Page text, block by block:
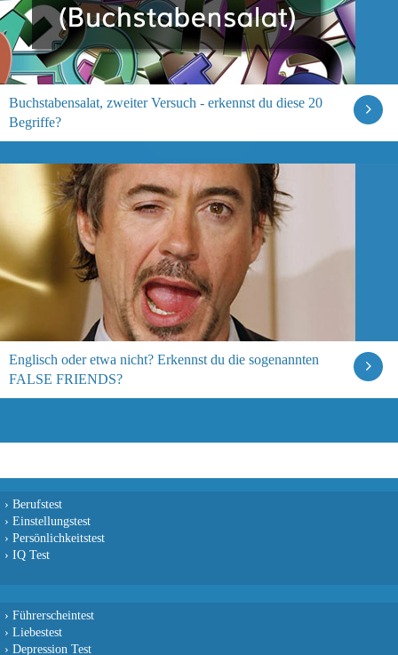
Buchstabensalat, zweiter Versuch - erkennst du diese 20
Begriffe?
Englisch oder etwa nicht? Erkennst du die sogenannten
FALSE FRIENDS?
› Berufstest
› Einstellungstest
› Persönlichkeitstest
› IQ Test
› Führerscheintest
› Liebestest
› Depression Test